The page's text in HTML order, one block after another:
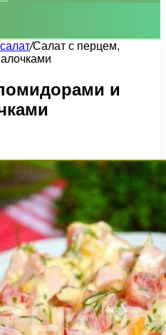
/Салат с перцем,
и